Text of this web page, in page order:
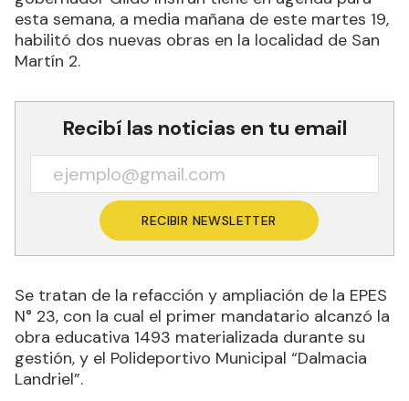
esta semana, a media mañana de este martes 19,
habilitó dos nuevas obras en la localidad de San
Martín 2.
Recibí las noticias en tu email
RECIBIR NEWSLETTER
Se tratan de la refacción y ampliación de la EPES
N° 23, con la cual el primer mandatario alcanzó la
obra educativa 1493 materializada durante su
gestión, y el Polideportivo Municipal “Dalmacia
Landriel”.